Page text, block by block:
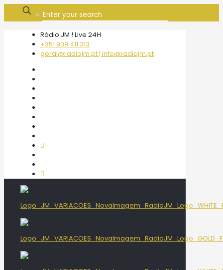
✕
Rádio JM ! Live 24H
+351 939 411 313
geral@radiojm.pt | info@radiojm.pt